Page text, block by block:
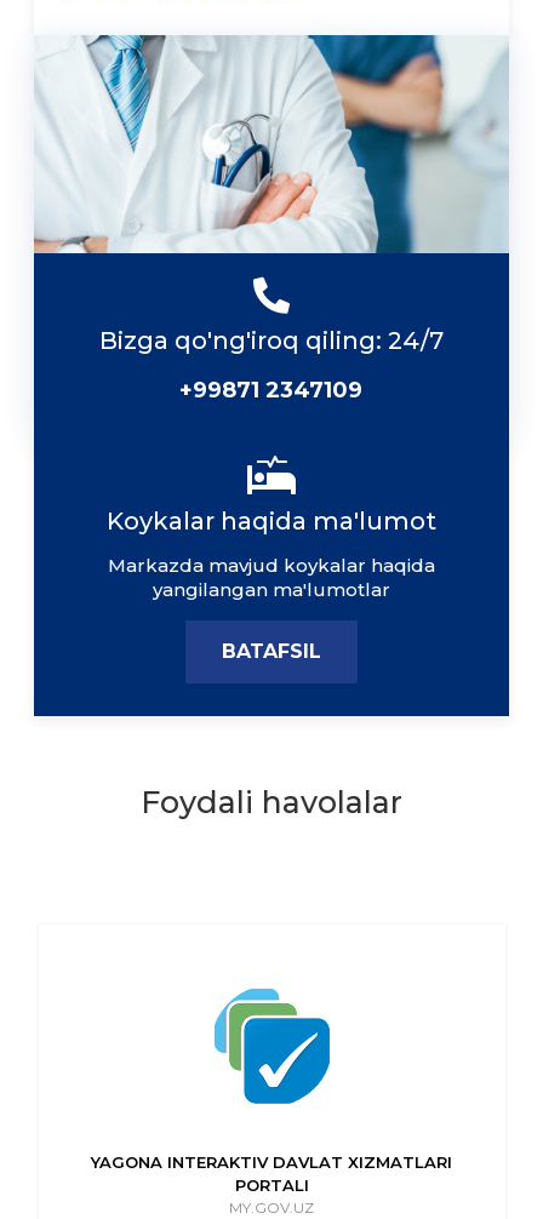
Bizga qo'ng'iroq qiling: 24/7
+99871 2347109
Koykalar haqida ma'lumot
Markazda mavjud koykalar haqida
yangilangan ma'lumotlar
BATAFSIL
Foydali havolalar
YAGONA INTERAKTIV DAVLAT XIZMATLARI
PORTALI
MY.GOV.UZ